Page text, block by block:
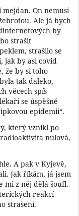
On nemusí
Ale já bych
by
strašit
strašilo se
jak by asi covid
že by si toho
tak daleko,
věcech spíš
se úspěšně
epidemií“.
který vznikl po
nulová,
A pak v Kyjevě,
Jak říkám, já jsem
mi z něj dělá šoufl.
reakcí
strašení.